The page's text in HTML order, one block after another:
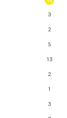
3
2
5
13
2
1
3